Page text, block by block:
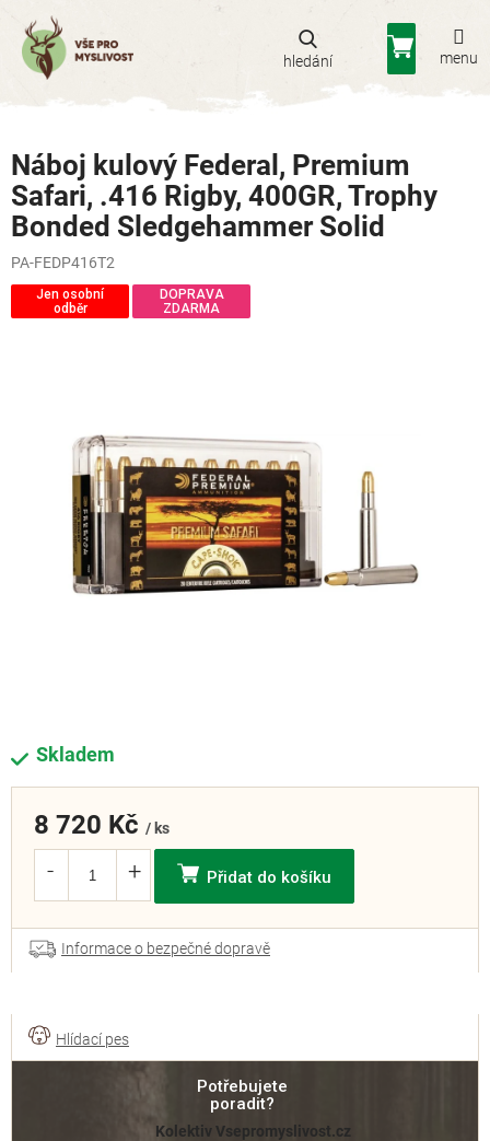
obsah
Nákupní
košík
Náboj kulový Federal, Premium
Safari, .416 Rigby, 400GR, Trophy
Bonded Sledgehammer Solid
PA-FEDP416T2
Jen osobní
odběr
DOPRAVA
ZDARMA
Skladem
8 720 Kč / ks
Přidat do košíku
Informace o bezpečné dopravě
Potřebujete
poradit?
Kolektiv Vsepromyslivost.cz